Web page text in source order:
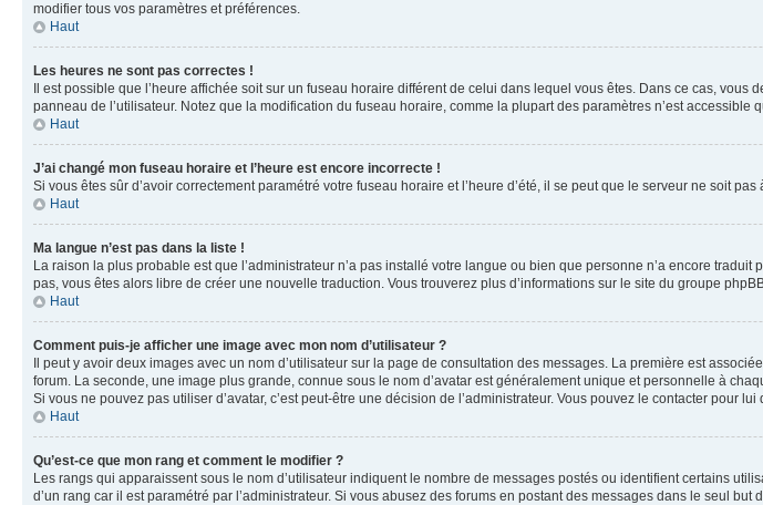
modifier tous vos paramètres et préférences.
Haut
Les heures ne sont pas correctes !
Il est possible que l’heure affichée soit sur un fuseau horaire différent de celui dans lequel vous êtes. Dans ce cas,
panneau de l’utilisateur. Notez que la modification du fuseau horaire, comme la plupart des paramètres n’est accessible
Haut
J’ai changé mon fuseau horaire et l’heure est encore incorrecte !
Si vous êtes sûr d’avoir correctement paramétré votre fuseau horaire et l’heure d’été, il se peut que le serveur ne soit
Haut
Ma langue n’est pas dans la liste !
La raison la plus probable est que l’administrateur n’a pas installé votre langue ou bien que personne n’a encore
pas, vous êtes alors libre de créer une nouvelle traduction. Vous trouverez plus d’informations sur le site du groupe
Haut
Comment puis-je afficher une image avec mon nom d’utilisateur ?
Il peut y avoir deux images avec un nom d’utilisateur sur la page de consultation des messages. La première est
forum. La seconde, une image plus grande, connue sous le nom d’avatar est généralement unique et personnelle à
Si vous ne pouvez pas utiliser d’avatar, c’est peut-être une décision de l’administrateur. Vous pouvez le contacter pour
Haut
Qu’est-ce que mon rang et comment le modifier ?
Les rangs qui apparaissent sous le nom d’utilisateur indiquent le nombre de messages postés ou identifient certains
d’un rang car il est paramétré par l’administrateur. Si vous abusez des forums en postant des messages dans le seul